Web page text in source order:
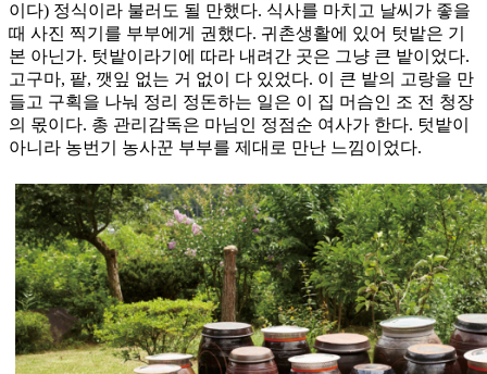
이다) 정식이라 불러도 될 만했다. 식사를 마치고 날씨가 좋을
때 사진 찍기를 부부에게 권했다. 귀촌생활에 있어 텃밭은 기
본 아닌가. 텃밭이라기에 따라 내려간 곳은 그냥 큰 밭이었다.
고구마, 팥, 깻잎 없는 거 없이 다 있었다. 이 큰 밭의 고랑을 만
들고 구획을 나눠 정리 정돈하는 일은 이 집 머슴인 조 전 청장
의 몫이다. 총 관리감독은 마님인 정점순 여사가 한다. 텃밭이
아니라 농번기 농사꾼 부부를 제대로 만난 느낌이었다.